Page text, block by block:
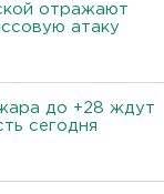
отражают
атаку
до +28 ждут
сегодня